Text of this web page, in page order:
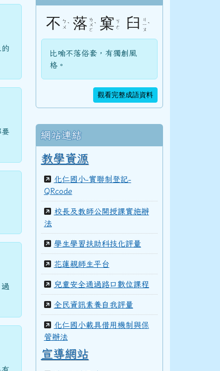
要
不 ㄅ
ㄨ ˋ 落 ㄌ
ㄨ
ㄛ
ˋ 窠 ㄎ
ㄜ
臼
ㄐ
ㄧ
ㄡ
ˋ
比喻不落俗套，有獨創風
格。
觀看完整成語資料
網站連結
教學資源
化仁國小-實聯制登記-
QRcode
校長及教師公開授課實施辦
法
學生學習扶助科技化評量
花蓮親師生平台
兒童安全通過路口數位課程
全民資訊素養自我評量
化仁國小載具借用機制與保
管辦法
宣導網站